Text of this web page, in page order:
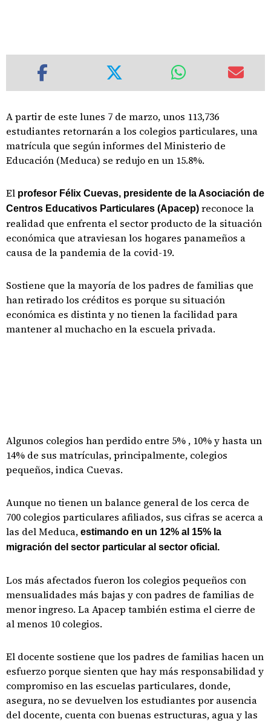
A partir de este lunes 7 de marzo, unos 113,736
estudiantes retornarán a los colegios particulares, una
matrícula que según informes del Ministerio de
Educación (Meduca) se redujo en un 15.8%.
El profesor Félix Cuevas, presidente de la Asociación de
Centros Educativos Particulares (Apacep) reconoce la
realidad que enfrenta el sector producto de la situación
económica que atraviesan los hogares panameños a
causa de la pandemia de la covid-19.
Sostiene que la mayoría de los padres de familias que
han retirado los créditos es porque su situación
económica es distinta y no tienen la facilidad para
mantener al muchacho en la escuela privada.
Algunos colegios han perdido entre 5% , 10% y hasta un
14% de sus matrículas, principalmente, colegios
pequeños, indica Cuevas.
Aunque no tienen un balance general de los cerca de
700 colegios particulares afiliados, sus cifras se acerca a
las del Meduca, estimando en un 12% al 15% la
migración del sector particular al sector oficial.
Los más afectados fueron los colegios pequeños con
mensualidades más bajas y con padres de familias de
menor ingreso. La Apacep también estima el cierre de
al menos 10 colegios.
El docente sostiene que los padres de familias hacen un
esfuerzo porque sienten que hay más responsabilidad y
compromiso en las escuelas particulares, donde,
asegura, no se devuelven los estudiantes por ausencia
del docente, cuenta con buenas estructuras, agua y las